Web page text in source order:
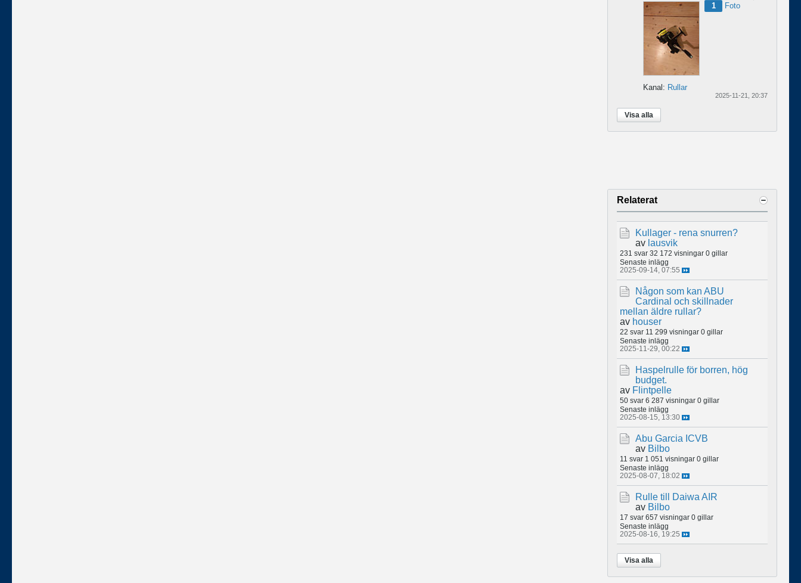
1
Foto
Kanal: Rullar
2025-11-21, 20:37
Visa alla
Relaterat
Kullager - rena snurren?
av lausvik
231 svar 32 172 visningar 0 gillar
Senaste inlägg
2025-09-14, 07:55
Någon som kan ABU
Cardinal och skillnader
mellan äldre rullar?
av houser
22 svar 11 299 visningar 0 gillar
Senaste inlägg
2025-11-29, 00:22
Haspelrulle för borren, hög
budget.
av Flintpelle
50 svar 6 287 visningar 0 gillar
Senaste inlägg
2025-08-15, 13:30
Abu Garcia ICVB
av Bilbo
11 svar 1 051 visningar 0 gillar
Senaste inlägg
2025-08-07, 18:02
Rulle till Daiwa AIR
av Bilbo
17 svar 657 visningar 0 gillar
Senaste inlägg
2025-08-16, 19:25
Visa alla